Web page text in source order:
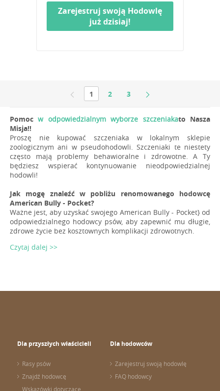
Zarejestruj swoją Hodowlę
już dzisiaj!
1 2 3
Pomoc w odpowiedzialnym wyborze szczeniakato Nasza
Misja!!
Proszę nie kupować szczeniaka w lokalnym sklepie
zoologicznym ani w pseudohodowli. Szczeniaki te niestety
często mają problemy behawioralne i zdrowotne. A Ty
będziesz wspierać kontynuowanie nieodpowiedzialnej
hodowli!
Jak mogę znaleźć w pobliżu renomowanego hodowcę
American Bully - Pocket?
Ważne jest, aby uzyskać swojego American Bully - Pocket} od
odpowiedzialnego hodowcy psów, aby zapewnić mu długie,
zdrowe życie bez kosztownych komplikacji zdrowotnych.
Czytaj dalej >>
Dla przyszłych właścicieli
Rasy psów
Znajdź hodowcę
Wskazówki dotyczące
Dla hodowców
Zarejestruj swoją hodowlę
FAQ hodowcy